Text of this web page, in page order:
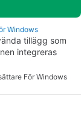
Windows
tillägg som
integreras
För Windows